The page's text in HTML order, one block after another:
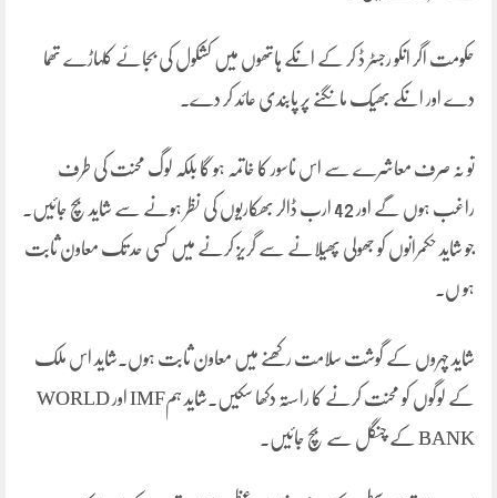
حکومت اگر انکو رجسٹر ڈ کر کے انکے ہاتھوں میں کشکول کی بجائے کلہاڑے تھما
دے اور انکے بھیک مانگنے پر پابندی عائد کر دے۔
تو نہ صرف معاشرے سے اس ناسور کا خاتمہ ہو گا بلکہ لوگ محنت کی طرف
راغب ہوں گے اور 42 ارب ڈالر بھکاریوں کی نظر ہونے سے شاید بچ جائیں۔
جو شاید حکمرانوں کو جھولی پھیلانے سے گریز کرنے میں کسی حد تک معاون ثابت
ہو ں۔
شاید چہروں کے گوشت سلامت رکھنے میں معاون ثابت ہوں۔شاید اس ملک
کے لوگوں کو محنت کرنے کا راستہ دکھا سکیں۔شاید ہمIMF اور WORLD
BANK کے چنگل سے بچ جائیں۔